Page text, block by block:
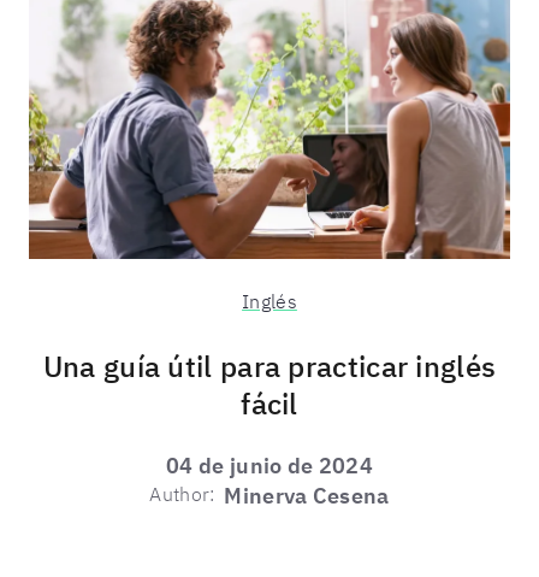
Inglés
Una guía útil para practicar inglés
fácil
04 de junio de 2024
Author: Minerva Cesena